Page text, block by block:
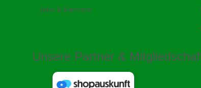
Jobs & Karriere
Unsere Partner &